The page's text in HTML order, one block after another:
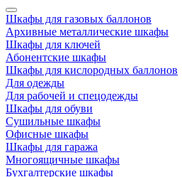
Шкафы для газовых баллонов
Архивные металлические шкафы
Шкафы для ключей
Абонентские шкафы
Шкафы для кислородных баллонов
Для одежды
Для рабочей и спецодежды
Шкафы для обуви
Сушильные шкафы
Офисные шкафы
Шкафы для гаража
Многоящичные шкафы
Бухгалтерские шкафы